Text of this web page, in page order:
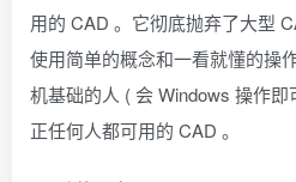
用的 CAD 。它彻底抛弃了大型
使用简单的概念和一看就懂的操
机基础的人 ( 会 Windows 操作
正任何人都可用的 CAD 。